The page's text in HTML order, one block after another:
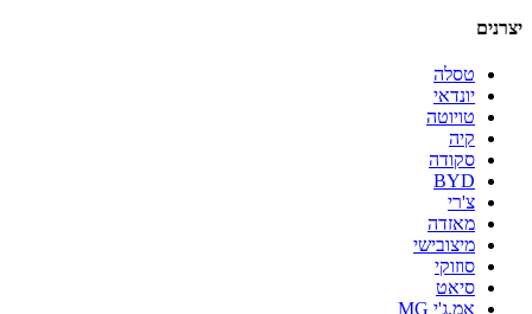
יצרנים
טסלה
יונדאי
טויוטה
קיה
סקודה
BYD
צ'רי
מאזדה
מיצובישי
סוזוקי
סיאט
אמ.ג'י MG